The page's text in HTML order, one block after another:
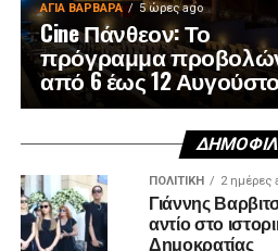
ΑΓΙΑ ΒΑΡΒΑΡΑ 5 ώρες ago
Cine Πάνθεον: Το
πρόγραμμα
από 6 έως 12
ΠΟΛΙΤΙΚΉ 2 ημέρες
Γιάννης
αντίο στο
Δημοκρατίας